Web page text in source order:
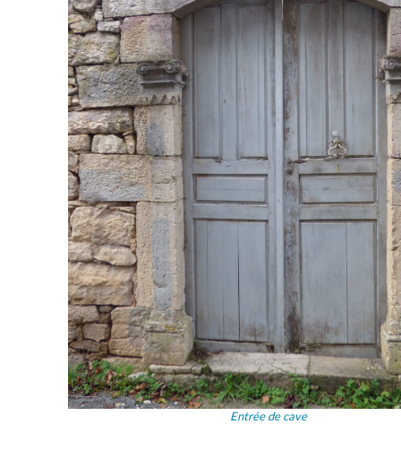
Entrée de cave